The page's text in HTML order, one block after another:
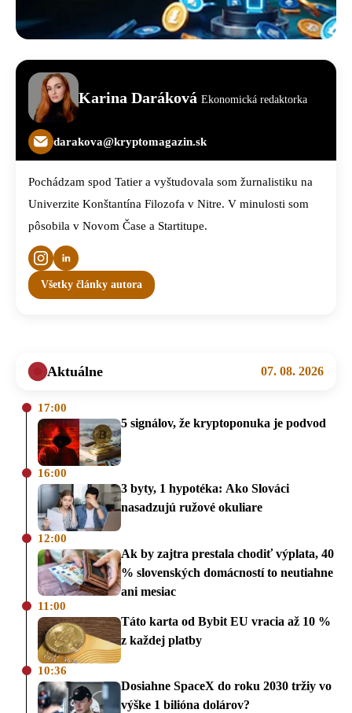
Karina Daráková Ekonomická redaktorka
darakova@kryptomagazin.sk
Pochádzam spod Tatier a vyštudovala som žurnalistiku na
Univerzite Konštantína Filozofa v Nitre. V minulosti som
pôsobila v Novom Čase a Startitupe.
Všetky články autora
Aktuálne 07. 08. 2026
17:00
5 signálov, že kryptoponuka je podvod
16:00
3 byty, 1 hypotéka: Ako Slováci
nasadzujú ružové okuliare
12:00
Ak by zajtra prestala chodiť výplata, 40
% slovenských domácností to neutiahne
ani mesiac
11:00
Táto karta od Bybit EU vracia až 10 %
z každej platby
10:36
Dosiahne SpaceX do roku 2030 tržiy vo
výške 1 bilióna dolárov?